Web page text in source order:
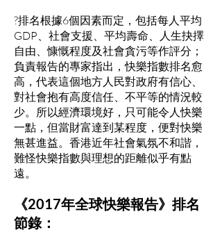
?排名根據6個因素而定，包括每人平均
GDP、社會支援、平均壽命、人生抉擇
自由、慷慨程度及社會貪污等作評分；
負責報告的專家指出，快樂指數排名愈
高，代表這個地方人民對政府有信心、
對社會抱有高度信任、不平等的情況較
少。所以經濟環境好，只可能令人快樂
一點，但當財富達到某程度，便對快樂
無甚進益。香港近年社會氣氛不和諧，
難怪快樂指數與理想的距離似乎有點
遠。
《2017年全球快樂報告》排名
節錄：